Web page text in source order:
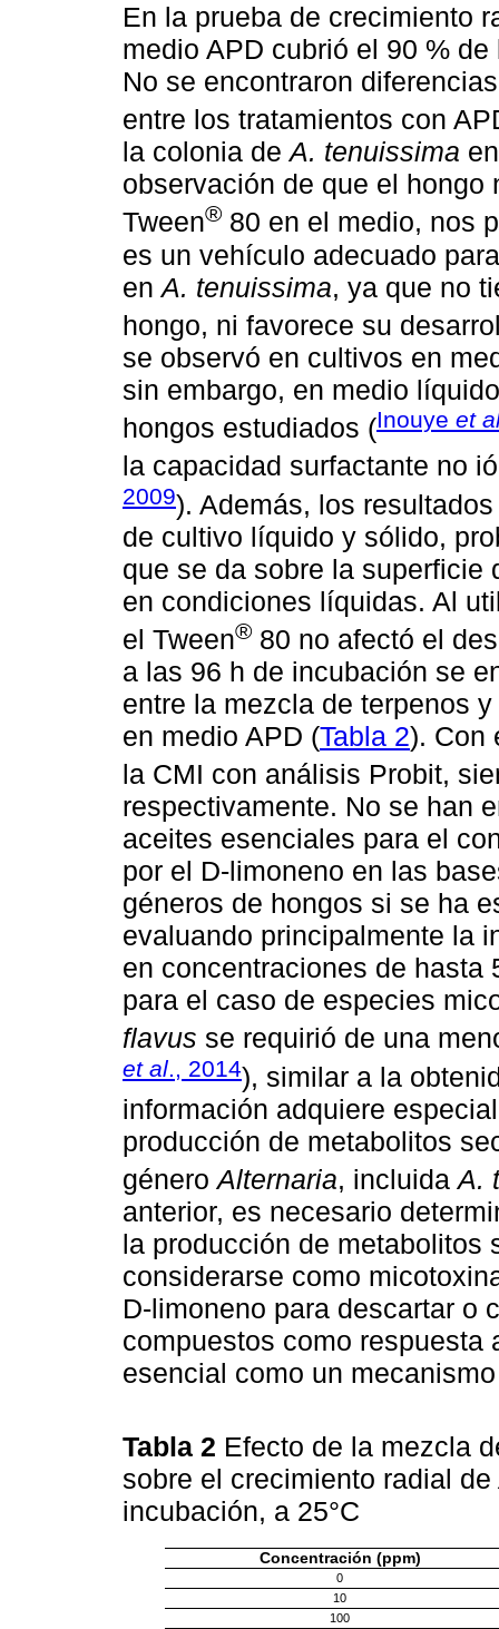
En la prueba de crecimiento
medio APD cubrió el 90 %
No se encontraron
entre los tratamientos con
la colonia deA. tenuissima
observación de que el
Tween® 80 en el medio, nos
es un vehículo adecuado
enA. tenuissima, ya que no
hongo, ni favorece su
se observó en cultivos en
sin embargo, en medio
hongos estudiados (Inouye et
la capacidad surfactante no
2009). Además, los
de cultivo líquido y sólido,
que se da sobre la superficie
en condiciones líquidas. Al
el Tween® 80 no afectó el
a las 96 h de incubación se
entre la mezcla de terpenos
en medio APD (Tabla 2). Con
la CMI con análisis Probit,
respectivamente. No se han
aceites esenciales para el
por el D-limoneno en las
géneros de hongos si se ha
evaluando principalmente la
en concentraciones de hasta
para el caso de especies
flavus se requirió de una
et al., 2014), similar a la
información adquiere
producción de metabolitos
géneroAlternaria, incluidaA.
anterior, es necesario
la producción de metabolitos
considerarse como
D-limoneno para descartar o
compuestos como respuesta
esencial como un
Tabla 2 Efecto de la mezcla
sobre el crecimiento radial de
incubación, a 25°C
Concentración (ppm)
0
10
100